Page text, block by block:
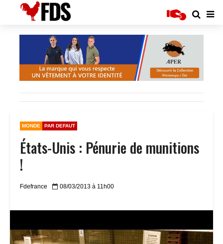
MONDE PAR DEFAUT
États-Unis : Pénurie de munitions
!
Fdefrance 08/03/2013 à 11h00